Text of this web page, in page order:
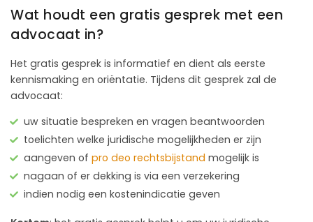
Wat houdt een gratis gesprek met een
advocaat in?
Het gratis gesprek is informatief en dient als eerste
kennismaking en oriëntatie. Tijdens dit gesprek zal de
advocaat:
uw situatie bespreken en vragen beantwoorden
toelichten welke juridische mogelijkheden er zijn
aangeven of pro deo rechtsbijstand mogelijk is
nagaan of er dekking is via een verzekering
indien nodig een kostenindicatie geven